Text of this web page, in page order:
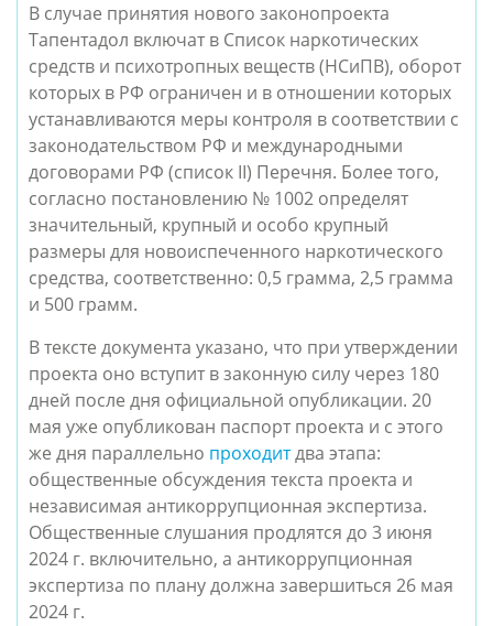
В случае принятия нового законопроекта
Тапентадол включат в Список наркотических
средств и психотропных веществ (НСиПВ), оборот
которых в РФ ограничен и в отношении которых
устанавливаются меры контроля в соответствии с
законодательством РФ и международными
договорами РФ (список II) Перечня. Более того,
согласно постановлению № 1002 определят
значительный, крупный и особо крупный
размеры для новоиспеченного наркотического
средства, соответственно: 0,5 грамма, 2,5 грамма
и 500 грамм.
В тексте документа указано, что при утверждении
проекта оно вступит в законную силу через 180
дней после дня официальной опубликации. 20
мая уже опубликован паспорт проекта и с этого
же дня параллельно проходитдва этапа:
общественные обсуждения текста проекта и
независимая антикоррупционная экспертиза.
Общественные слушания продлятся до 3 июня
2024 г. включительно, а антикоррупционная
экспертиза по плану должна завершиться 26 мая
2024 г.